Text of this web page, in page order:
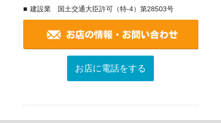
建設業 国土交通大臣許可（特-4）第28503号
お店に電話をする